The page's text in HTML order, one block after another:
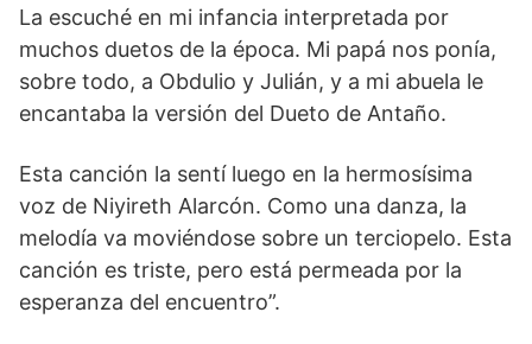
La escuché en mi infancia interpretada por
muchos duetos de la época. Mi papá nos ponía,
sobre todo, a Obdulio y Julián, y a mi abuela le
encantaba la versión del Dueto de Antaño.
Esta canción la sentí luego en la hermosísima
voz de Niyireth Alarcón. Como una danza, la
melodía va moviéndose sobre un terciopelo. Esta
canción es triste, pero está permeada por la
esperanza del encuentro”.